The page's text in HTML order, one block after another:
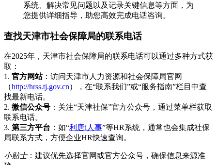
系统、解决常见问题以及记录关键信息等方面，为
您提供详细指导，助您高效完成电话咨询。
查找天津市社会保障局的联系电话
在2025年，天津市社会保障局的联系电话可以通过多种方式获
取：
1. 官方网站：访问天津市人力资源和社会保障局官网
（http://hrss.tj.gov.cn），在“联系我们”或“服务指南”栏目中查
找最新电话。
2. 微信公众号 ：关注“天津社保”官方公众号，通过菜单栏获取
联系电话。
3. 第三方平台 ：如“利唐i人事”等HR系统，通常也会集成社保
局联系方式，方便企业HR快速查询。
小贴士：建议优先选择官网或官方公众号，确保信息来源准